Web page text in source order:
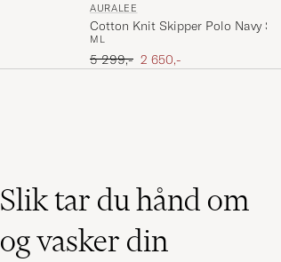
AURALEE
Cotton Knit Skipper Polo Navy
M L
Ordinær pris
5 299,- Nedsatt pris
2 650,-
Slik tar du hånd om
og vasker din